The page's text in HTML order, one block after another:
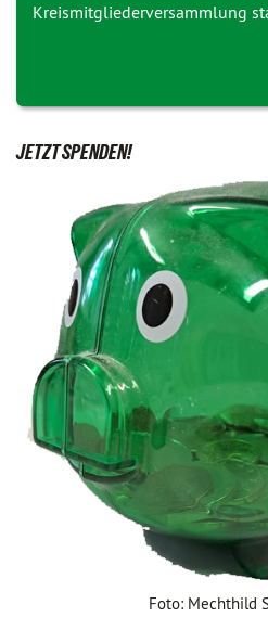
Kreismitgliederversammlung
JETZT SPENDEN!
Foto: Mechthild